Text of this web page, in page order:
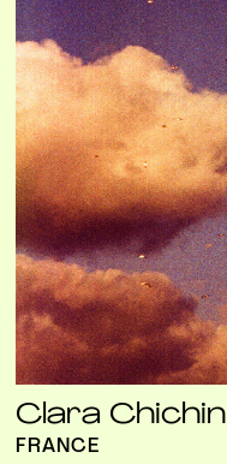
Clara Chichin
FRANCE